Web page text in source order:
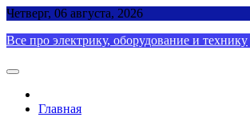
Skip
content
Четверг, 06 августа, 2026
Все про электрику, оборудование и технику
Главная